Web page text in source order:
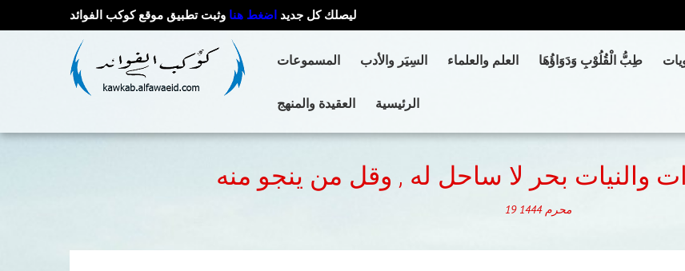
ليصلك كل جديد اضغط هنا وثبت تطبيق موقع كوكب الفوائد
المسموعات السِيَر والأدب العلم والعلماء طِبُّ الْقُلُوْبِ وَدَوَاؤُهَا
العقيدة والمنهج الرئيسية
والنيات بحر لا ساحل له , وقل من ينجو منه
19 محرم 1444